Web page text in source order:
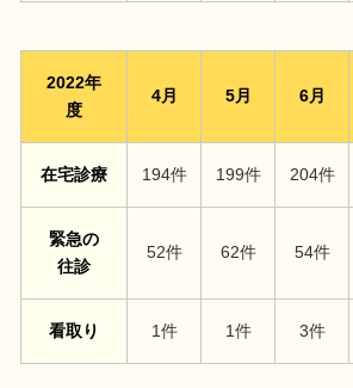
2022年
度
4月 5月 6月
在宅診療 194件 199件 204件
緊急の
往診
52件 62件 54件
看取り 1件 1件 3件